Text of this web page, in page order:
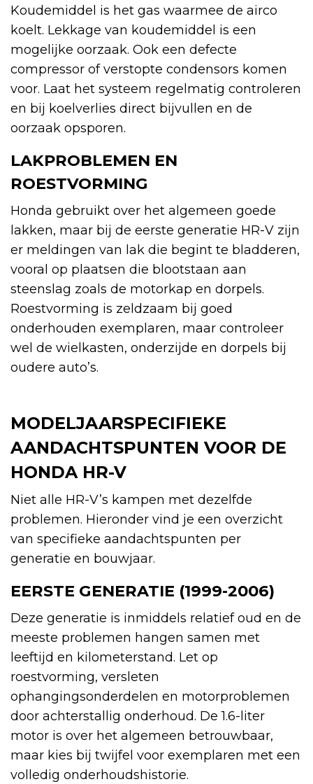
Koudemiddel is het gas waarmee de airco
koelt. Lekkage van koudemiddel is een
mogelijke oorzaak. Ook een defecte
compressor of verstopte condensors komen
voor. Laat het systeem regelmatig controleren
en bij koelverlies direct bijvullen en de
oorzaak opsporen.
LAKPROBLEMEN EN
ROESTVORMING
Honda gebruikt over het algemeen goede
lakken, maar bij de eerste generatie HR-V zijn
er meldingen van lak die begint te bladderen,
vooral op plaatsen die blootstaan aan
steenslag zoals de motorkap en dorpels.
Roestvorming is zeldzaam bij goed
onderhouden exemplaren, maar controleer
wel de wielkasten, onderzijde en dorpels bij
oudere auto’s.
MODELJAARSPECIFIEKE
AANDACHTSPUNTEN VOOR DE
HONDA HR-V
Niet alle HR-V’s kampen met dezelfde
problemen. Hieronder vind je een overzicht
van specifieke aandachtspunten per
generatie en bouwjaar.
EERSTE GENERATIE (1999-2006)
Deze generatie is inmiddels relatief oud en de
meeste problemen hangen samen met
leeftijd en kilometerstand. Let op
roestvorming, versleten
ophangingsonderdelen en motorproblemen
door achterstallig onderhoud. De 1.6-liter
motor is over het algemeen betrouwbaar,
maar kies bij twijfel voor exemplaren met een
volledig onderhoudshistorie.